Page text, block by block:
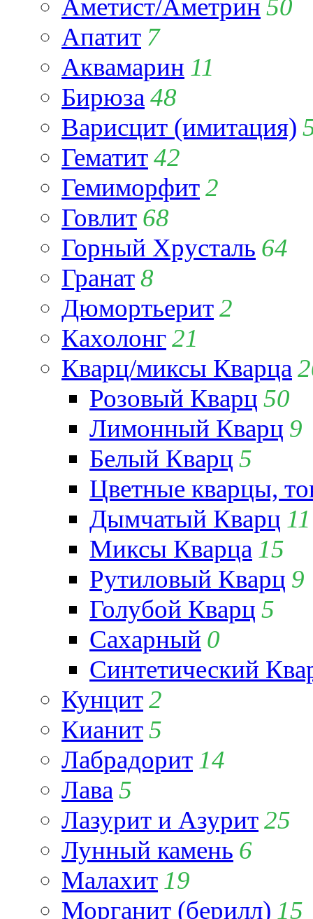
Аметист/Аметрин 50
Апатит 7
Аквамарин 11
Бирюза 48
Варисцит (имитация)
Гематит42
Гемиморфит2
Говлит 68
Горный Хрусталь 64
Гранат8
Дюмортьерит2
Кахолонг21
Кварц/миксы Кварца
Розовый Кварц 50
Лимонный Кварц 9
Белый Кварц 5
Цветные кварцы,
Дымчатый Кварц 11
Миксы Кварца 15
Рутиловый Кварц 9
Голубой Кварц 5
Сахарный 0
Синтетический
Кунцит2
Кианит5
Лабрадорит 14
Лава 5
Лазурит и Азурит25
Лунный камень 6
Малахит 19
Морганит (берилл) 15